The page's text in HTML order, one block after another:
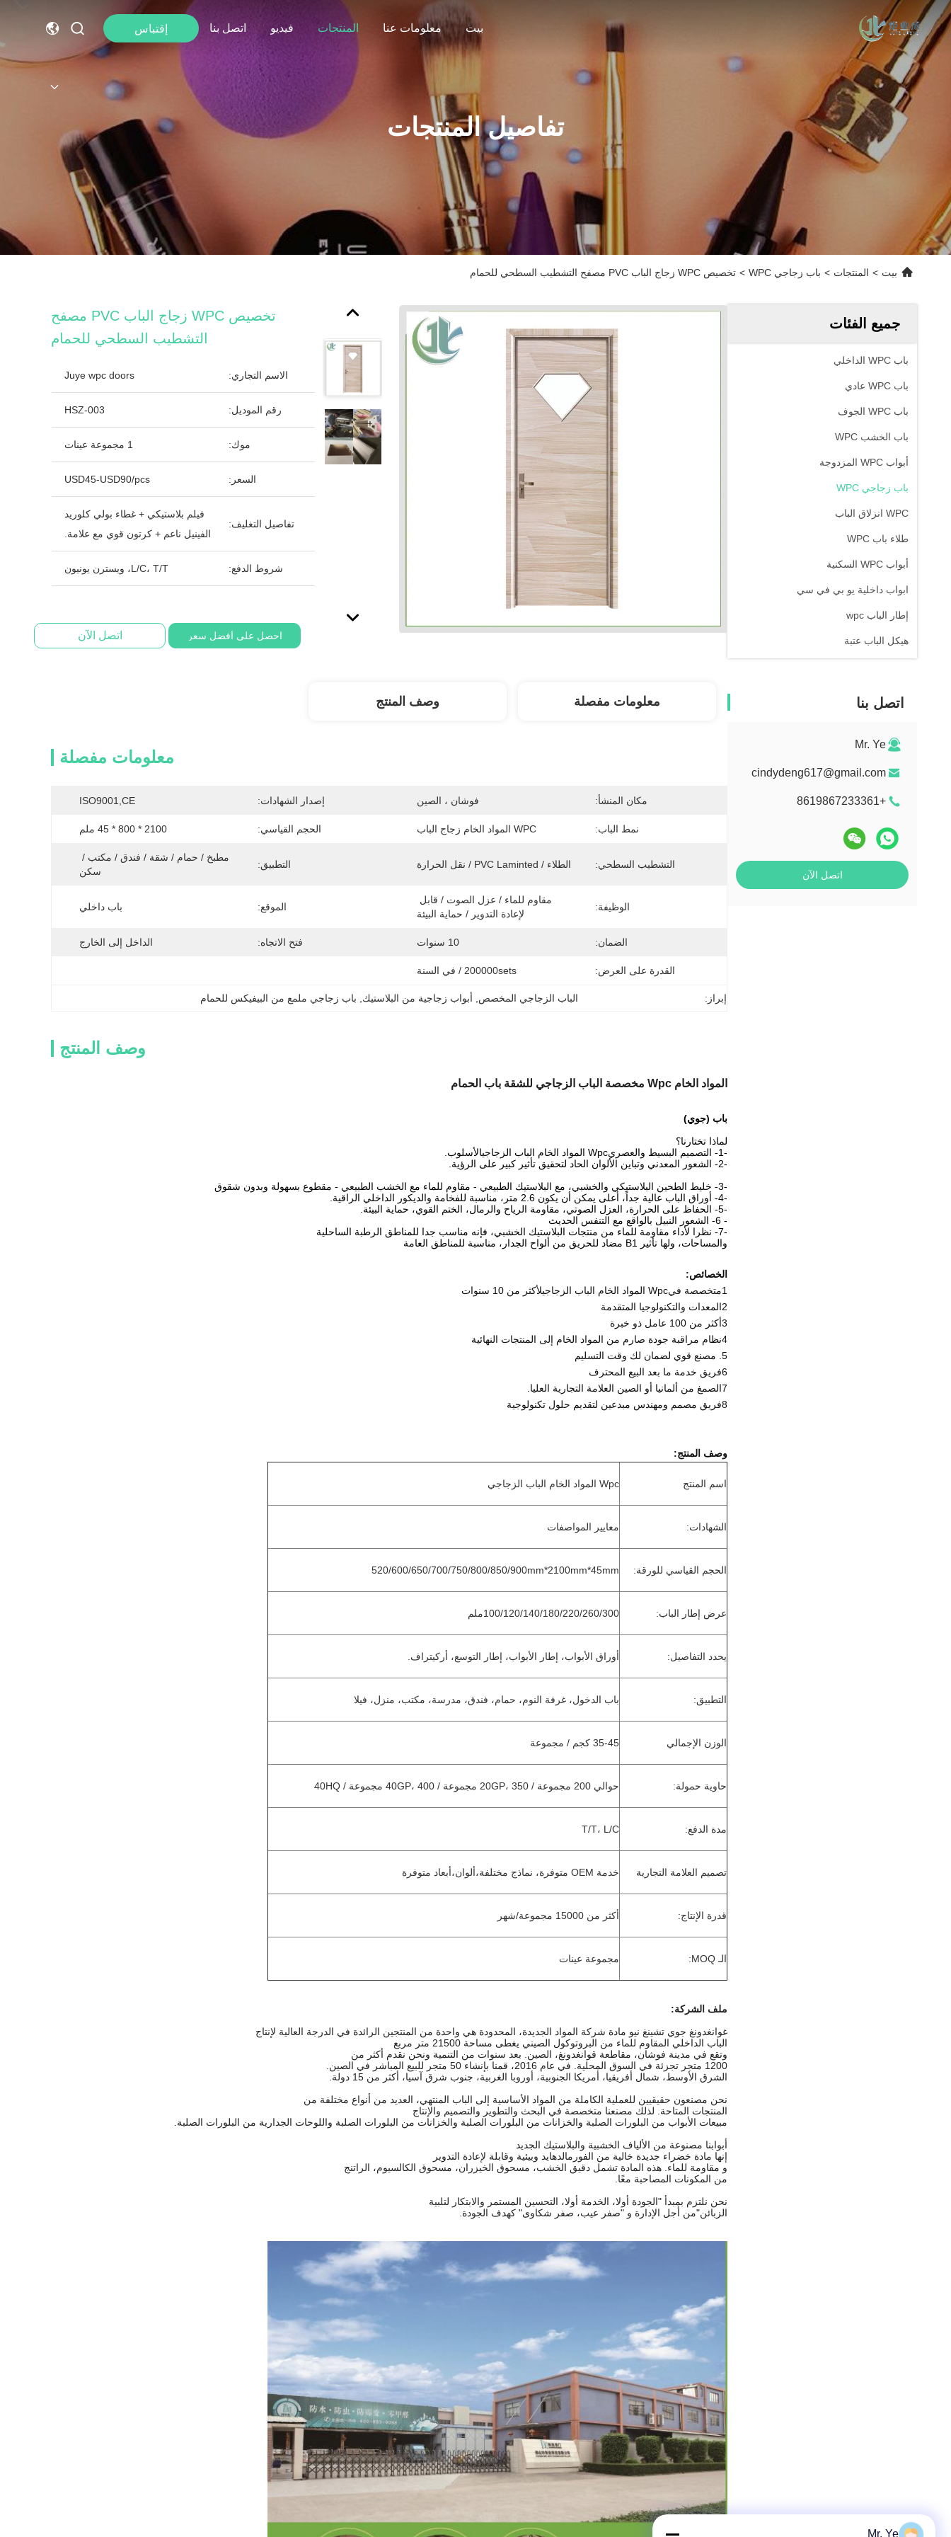
بيت معلومات عنا المنتجات فيديو اتصل بنا إقتباس
تفاصيل المنتجات
بيت > المنتجات > باب زجاجي WPC > تخصيص WPC زجاج الباب PVC مصفح التشطيب السطحي للحمام
جميع الفئات
باب WPC الداخلي
باب WPC عادي
باب WPC الجوف
باب الخشب WPC
أبواب WPC المزدوجة
باب زجاجي WPC
WPC انزلاق الباب
طلاء باب WPC
أبواب WPC السكنية
ابواب داخلية يو بي في سي
إطار الباب wpc
هيكل الباب عتبة
اتصل بنا
Mr. Ye
cindydeng617@gmail.com
+8619867233361
اتصل الآن
تخصيص WPC زجاج الباب PVC مصفح
التشطيب السطحي للحمام
الاسم التجاري: Juye wpc doors
رقم الموديل: HSZ-003
موك: 1 مجموعة عينات
السعر: USD45-USD90/pcs
تفاصيل التغليف:
فيلم بلاستيكي + غطاء بولي كلوريد
الفينيل ناعم + كرتون قوي مع علامة.
شروط الدفع: L/C، T/T، ويسترن يونيون
احصل على أفضل سعر اتصل الآن
معلومات مفصلة وصف المنتج
معلومات مفصلة
مكان المنشأ: فوشان ، الصين إصدار الشهادات: ISO9001,CE
نمط الباب: WPC المواد الخام زجاج الباب الحجم القياسي: 2100 * 800 * 45 ملم
التشطيب السطحي: الطلاء / PVC Laminted / نقل الحرارة التطبيق:
سكن
الوظيفة:
لإعادة التدوير / حماية البيئة
الموقع: باب داخلي
الضمان: 10 سنوات فتح الاتجاه: الداخل إلى الخارج
القدرة على العرض: 200000sets / في السنة
إبراز: الباب الزجاجي المخصص أبواب زجاجية من البلاستيك باب زجاجي ملمع من البيفيكس للحمام
وصف المنتج
المواد الخام Wpc مخصصة الباب الزجاجي للشقة باب الحمام
باب (جوي)
لماذا تختارنا؟
-1- التصميم البسيط والعصري
Wpc المواد الخام الباب الزجاجي
الأسلوب.
-2- الشعور المعدني وتباين الألوان الحاد لتحقيق تأثير كبير على الرؤية.
-3- خليط الطحين البلاستيكي والخشبي، مع البلاستيك الطبيعي - مقاوم للماء مع الخشب الطبيعي - مقطوع بسهولة وبدون شقوق
-4- أوراق الباب عالية جداً، أعلى يمكن أن يكون 2.6 متر، مناسبة للفخامة والديكور الداخلي الراقية.
-5- الحفاظ على الحرارة، العزل الصوتي، مقاومة الرياح والرمال، الختم القوي، حماية البيئة.
- 6- الشعور النبيل بالواقع مع التنفس الحديث
-7- نظرا لأداء مقاومة للماء من منتجات البلاستيك الخشبي، فإنه مناسب جدا للمناطق الرطبة الساحلية
والمساحات، ولها تأثير B1 مضاد للحريق من ألواح الجدار، مناسبة للمناطق العامة
الخصائص:
1متخصصة في
Wpc المواد الخام الباب الزجاجي
لأكثر من 10 سنوات
2المعدات والتكنولوجيا المتقدمة
3أكثر من 100 عامل ذو خبرة
4نظام مراقبة جودة صارم من المواد الخام إلى المنتجات النهائية
5. مصنع قوي لضمان لك وقت التسليم
6فريق خدمة ما بعد البيع المحترف
7الصمغ من ألمانيا أو الصين العلامة التجارية العليا.
8فريق مصمم ومهندس مبدعين لتقديم حلول تكنولوجية
وصف المنتج:
اسم المنتج Wpc المواد الخام الباب الزجاجي
الشهادات: معايير المواصفات
الحجم القياسي للورقة: 520/600/650/700/750/800/850/900mm*2100mm*45mm
عرض إطار الباب: 100/120/140/180/220/260/300ملم
يحدد التفاصيل: أوراق الأبواب، إطار الأبواب، إطار التوسع، أركيتراف.
التطبيق: باب الدخول، غرفة النوم، حمام، فندق، مدرسة، مكتب، منزل، فيلا
الوزن الإجمالي 35-45 كجم / مجموعة
حاوية حمولة: حوالي 200 مجموعة / 20GP، 350 مجموعة / 40GP، 400 مجموعة / 40HQ
مدة الدفع: T/T، L/C
تصميم العلامة التجارية خدمة OEM متوفرة، نماذج مختلفة،ألوان،أبعاد متوفرة
قدرة الإنتاج: أكثر من 15000 مجموعة/شهر
الـ MOQ: مجموعة عينات
ملف الشركة:
غوانغدونغ جوي تشينغ نيو مادة شركة المواد الجديدة، المحدودة هي واحدة من المنتجين الرائدة في الدرجة العالية لإنتاج
الباب الداخلي المقاوم للماء من البروتوكول الصيني يغطى مساحة 21500 متر مربع
وتقع في مدينة فوشان، مقاطعة قوانغدونغ، الصين. بعد سنوات من التنمية ونحن نقدم أكثر من
1200 متجر تجزئة في السوق المحلية. في عام 2016، قمنا بإنشاء 50 متجر للبيع المباشر في الصين.
الشرق الأوسط، شمال أفريقيا، أمريكا الجنوبية، أوروبا الغربية، جنوب شرق آسيا، أكثر من 15 دولة.
نحن مصنعون حقيقيين للعملية الكاملة من المواد الأساسية إلى الباب المنتهي، العديد من أنواع مختلفة من
المنتجات المتاحة. لذلك مصنعنا متخصصة في البحث والتطوير والتصميم والإنتاج
مبيعات الأبواب من البلورات الصلبة والخزانات من البلورات الصلبة والخزانات من البلورات الصلبة واللوحات الجدارية من البلورات الصلبة.
أبوابنا مصنوعة من الألياف الخشبية والبلاستيك الجديد
إنها مادة خضراء جديدة خالية من الفورمالدهايد وبيئية وقابلة لإعادة التدوير
و مقاومة للماء. هذه المادة تشمل دقيق الخشب، مسحوق الخيزران، مسحوق الكالسيوم، الراتنج
من المكونات المصاحبة معًا.
نحن نلتزم بمبدأ "الجودة أولا، الخدمة أولا، التحسين المستمر والابتكار لتلبية
الزبائن"من أجل الإدارة و "صفر عيب، صفر شكاوى" كهدف الجودة.
Mr. Ye